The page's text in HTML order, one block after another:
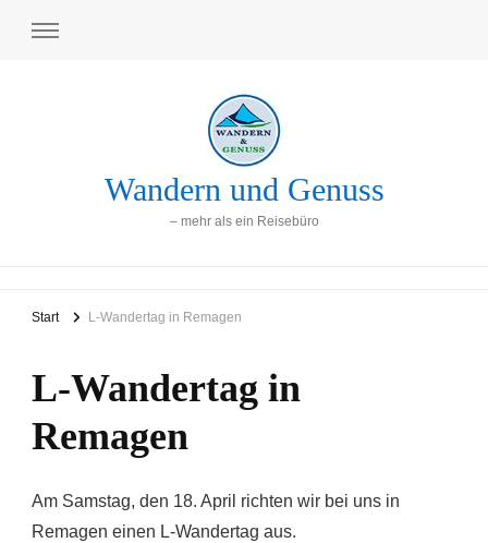
Wandern und Genuss
– mehr als ein Reisebüro
Start L-Wandertag in Remagen
L-Wandertag in
Remagen
Am Samstag, den 18. April richten wir bei uns in
Remagen einen L-Wandertag aus.